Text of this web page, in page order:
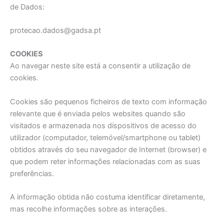
de Dados:
protecao.dados@gadsa.pt
COOKIES
Ao navegar neste site está a consentir a utilização de
cookies.
Cookies são pequenos ficheiros de texto com informação
relevante que é enviada pelos websites quando são
visitados e armazenada nos dispositivos de acesso do
utilizador (computador, telemóvel/smartphone ou tablet)
obtidos através do seu navegador de Internet (browser) e
que podem reter informações relacionadas com as suas
preferências.
A informação obtida não costuma identificar diretamente,
mas recolhe informações sobre as interações.